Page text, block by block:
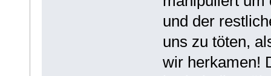
und der
uns zu töten,
wir herkamen!